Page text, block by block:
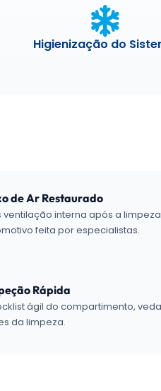
Higienização do
de Ar Restaurado
ventilação interna após a
feita por especialistas.
Rápida
ágil do compartimento,
da limpeza.